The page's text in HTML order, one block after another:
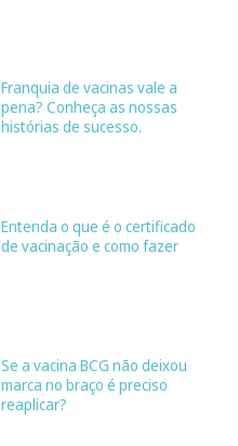
Franquia de vacinas vale a
pena? Conheça as nossas
histórias de sucesso.
Entenda o que é o certificado
de vacinação e como fazer
Se a vacina BCG não deixou
marca no braço é preciso
reaplicar?